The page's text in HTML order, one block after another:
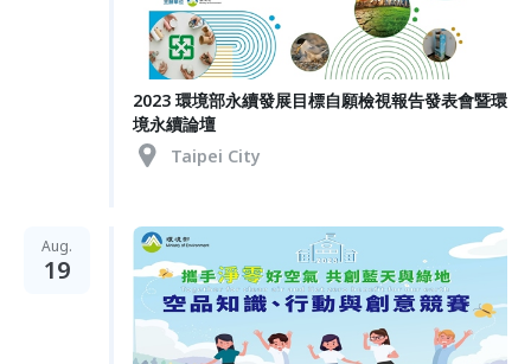
2023 環境部永續發展目標自願檢視報告發表會暨環
境永續論壇
Taipei City
Aug.
19